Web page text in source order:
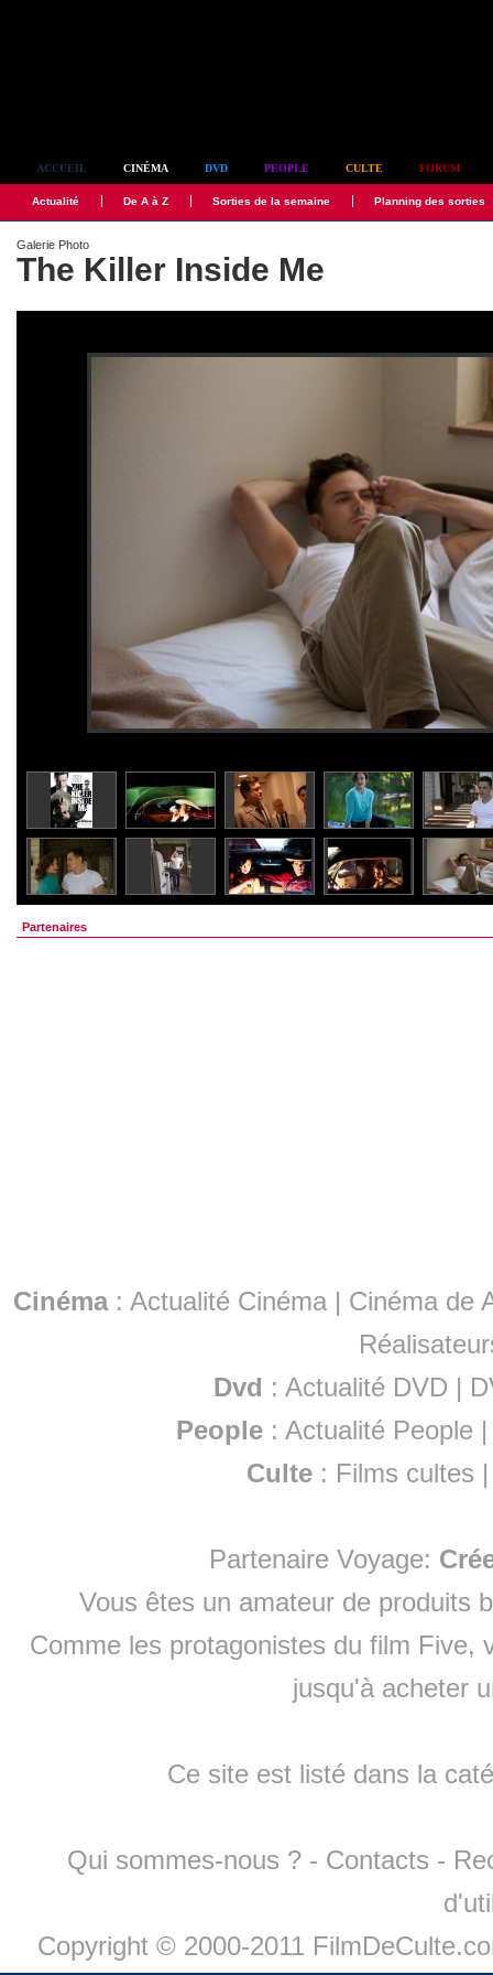
ACCUEIL CINÉMA DVD PEOPLE CULTE FORUM
Actualité De A à Z Sorties de la semaine Planning des sorties
Galerie Photo
The Killer Inside Me
Partenaires
Cinéma: Actualité Cinéma | Cinéma de
Dvd : Actualité DVD |
People :Actualité People
Culte : Films cultes
Partenaire Voyage:
Vous êtes un amateur de produits
Comme les protagonistes du film Five,
jusqu'à acheter
Ce site est listé dans la
Qui sommes-nous ? - Contacts -
Copyright © 2000-2011